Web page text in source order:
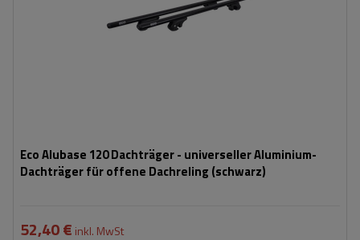
Eco Alubase 120 Dachträger - universeller Aluminium-
Dachträger für offene Dachreling (schwarz)
52,40 € inkl. MwSt